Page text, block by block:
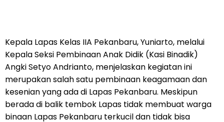
Kepala Lapas Kelas IIA Pekanbaru, Yuniarto, melalui
Kepala Seksi Pembinaan Anak Didik (Kasi Binadik)
Angki Setyo Andrianto, menjelaskan kegiatan ini
merupakan salah satu pembinaan keagamaan dan
kesenian yang ada di Lapas Pekanbaru. Meskipun
berada di balik tembok Lapas tidak membuat warga
binaan Lapas Pekanbaru terkucil dan tidak bisa